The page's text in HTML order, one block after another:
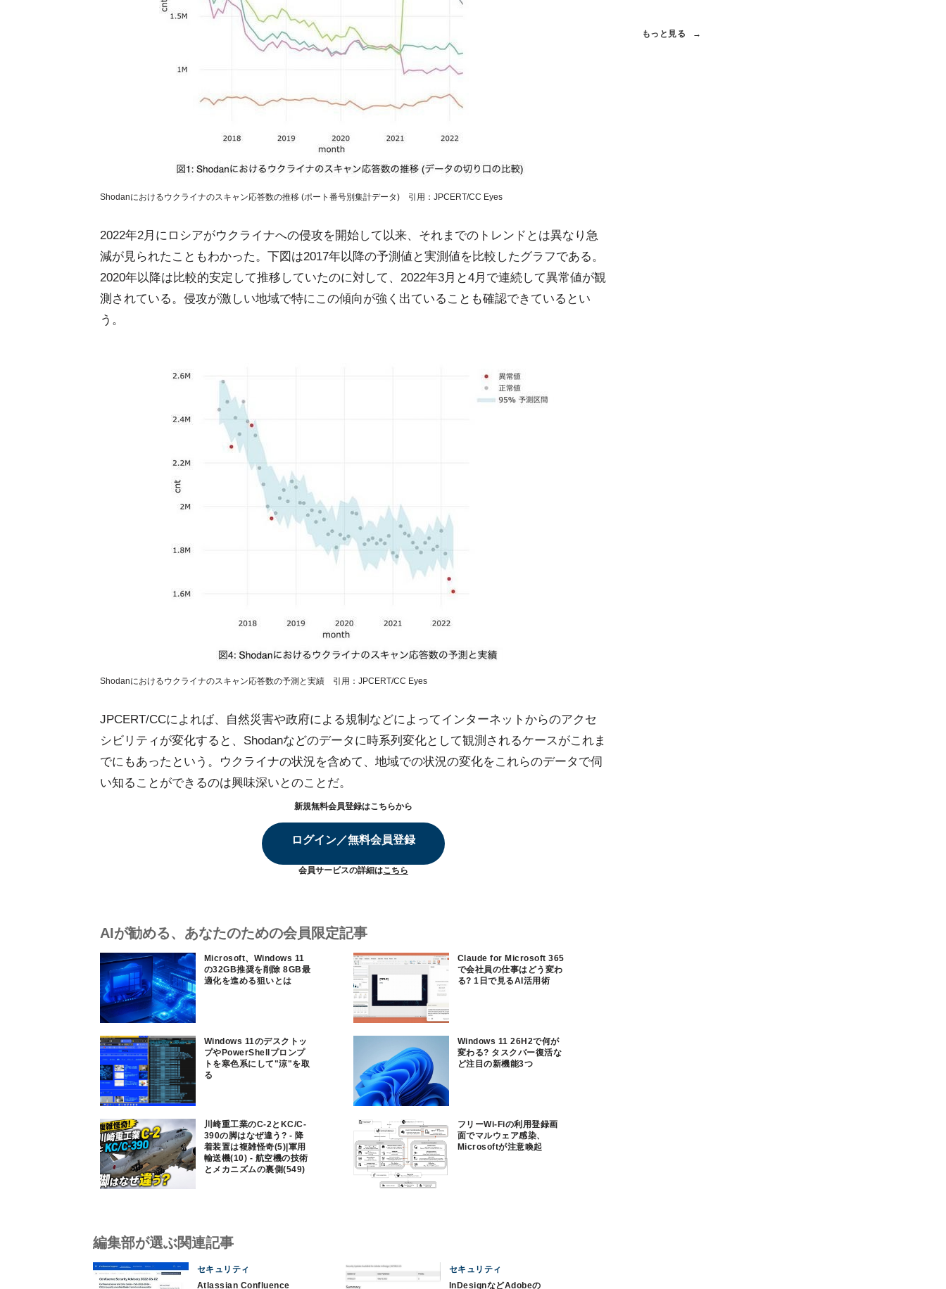
Shodanにおけるウクライナのスキャン応答数の推移 (ポート番号別集計データ) 引用：JPCERT/CC Eyes
2022年2月にロシアがウクライナへの侵攻を開始して以来、それまでのトレンドとは異なり急
減が見られたこともわかった。下図は2017年以降の予測値と実測値を比較したグラフである。
2020年以降は比較的安定して推移していたのに対して、2022年3月と4月で連続して異常値が観
測されている。侵攻が激しい地域で特にこの傾向が強く出ていることも確認できているとい
う。
Shodanにおけるウクライナのスキャン応答数の予測と実績 引用：JPCERT/CC Eyes
JPCERT/CCによれば、自然災害や政府による規制などによってインターネットからのアクセ
シビリティが変化すると、Shodanなどのデータに時系列変化として観測されるケースがこれま
でにもあったという。ウクライナの状況を含めて、地域での状況の変化をこれらのデータで伺
い知ることができるのは興味深いとのことだ。
新規無料会員登録はこちらから
ログイン／無料会員登録
会員サービスの詳細はこちら
AIが勧める、あなたのための会員限定記事
Microsoft、Windows 11
の32GB推奨を削除 8GB最
適化を進める狙いとは
Claude for Microsoft 365
で会社員の仕事はどう変わ
る? 1日で見るAI活用術
Windows 11のデスクトッ
プやPowerShellプロンプ
トを寒色系にして"涼"を取
る
Windows 11 26H2で何が
変わる? タスクバー復活な
ど注目の新機能3つ
川崎重工業のC-2とKC/C-
390の脚はなぜ違う? - 降
着装置は複雑怪奇(5)|軍用
輸送機(10) - 航空機の技術
とメカニズムの裏側(549)
フリーWi-Fiの利用登録画
面でマルウェア感染、
Microsoftが注意喚起
もっと見る
編集部が選ぶ関連記事
セキュリティ
Atlassian Confluence
セキュリティ
InDesignなどAdobeの